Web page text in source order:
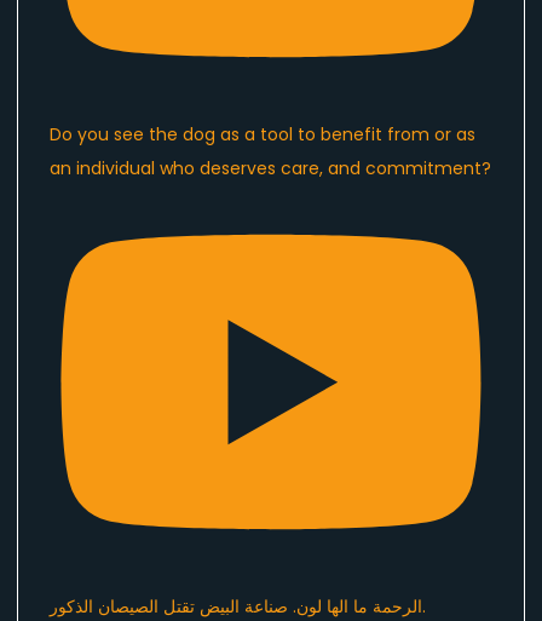
Do you see the dog as a tool to benefit from or as
an individual who deserves care, and commitment?
الرحمة ما الها لون. صناعة البيض تقتل الصيصان الذكور.